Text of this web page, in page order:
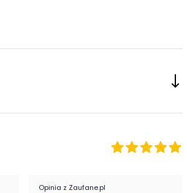
Opinia z Zaufane.pl